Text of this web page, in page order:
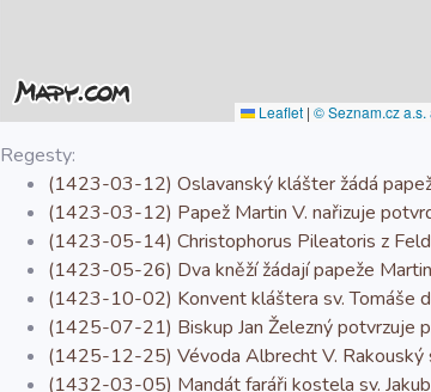
Leaflet | © Seznam.cz a.s.
Regesty:
(1423-03-12) Oslavanský klášter žádá
(1423-03-12) Papež Martin V. nařizuje
(1423-05-14) Christophorus Pileatoris z
(1423-05-26) Dva kněží žádají papeže
(1423-10-02) Konvent kláštera sv. Tomáše
(1425-07-21) Biskup Jan Železný potvrzuje
(1425-12-25) Vévoda Albrecht V. Rakouský
(1432-03-05) Mandát faráři kostela sv.